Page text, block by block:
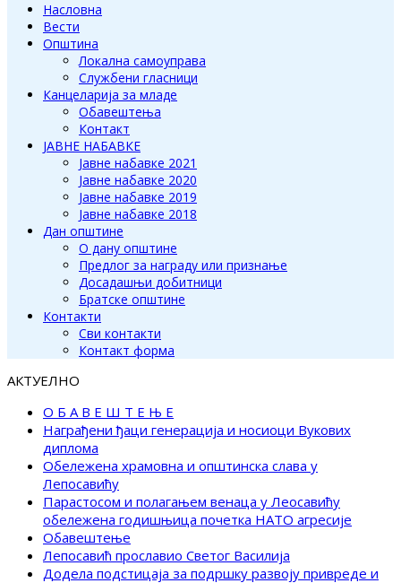
Насловна
Вести
Општина
Локална самоуправа
Службени гласници
Канцеларија за младе
Обавештења
Контакт
ЈАВНЕ НАБАВКЕ
Јавне набавке 2021
Јавне набавке 2020
Јавне набавке 2019
Јавне набавке 2018
Дан општине
О дану општине
Предлог за награду или признање
Досадашњи добитници
Братске општине
Контакти
Сви контакти
Контакт форма
АКТУЕЛНО
О Б А В Е Ш Т Е Њ Е
Награђени ђаци генерација и носиоци Вукових
диплома
Обележена храмовна и општинска слава у
Лепосавићу
Парастосом и полагањем венаца у Леосавићу
обележена годишњица почетка НАТО агресије
Обавештење
Лепосавић прославио Светог Василија
Додела подстицаја за подршку развоју привреде и